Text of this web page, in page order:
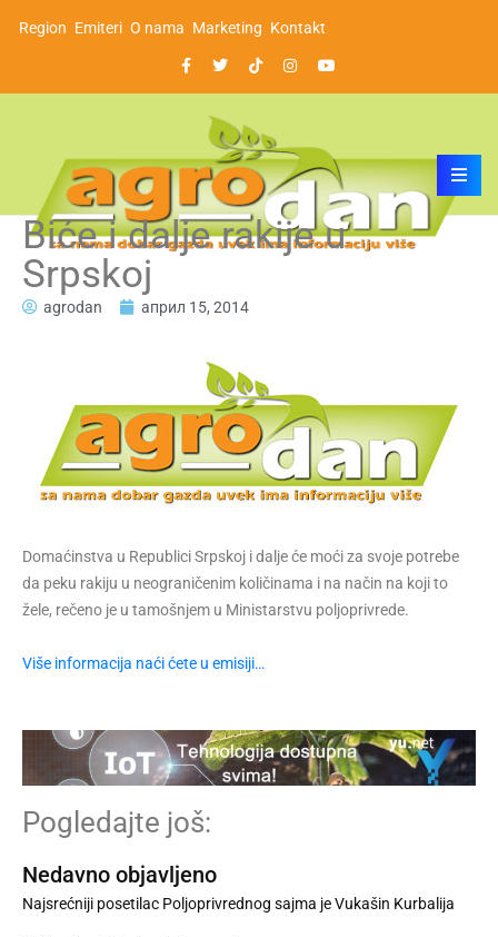
Region Emiteri O nama Marketing Kontakt
Biće i dalje rakije u
Srpskoj
agrodan април 15, 2014
Domaćinstva u Republici Srpskoj i dalje će moći za svoje potrebe
da peku rakiju u neograničenim količinama i na način na koji to
žele, rečeno je u tamošnjem u Ministarstvu poljoprivrede.
Više informacija naći ćete u emisiji…
Pogledajte još:
Nedavno objavljeno
Najsrećniji posetilac Poljoprivrednog sajma je Vukašin Kurbalija